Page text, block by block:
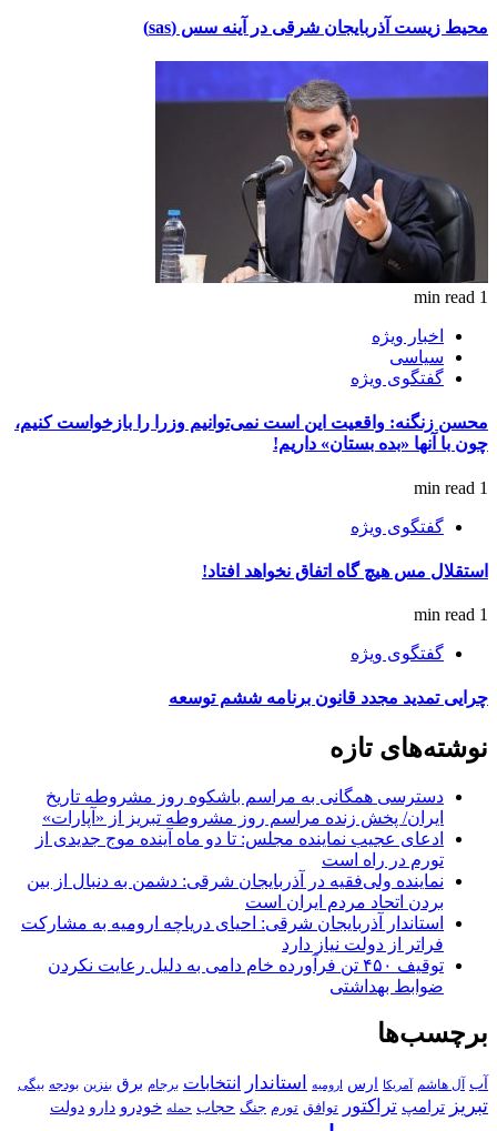
محیط زیست آذربایجان شرقی در آینه سس (sas)
1 min read
اخبار ویژه
سیاسی
گفتگوی ویژه
محسن زنگنه: واقعیت این است نمی‌توانیم وزرا را بازخواست کنیم،
چون با آنها «بده بستان» داریم!
1 min read
گفتگوی ویژه
استقلال مس هیچ گاه اتفاق نخواهد افتاد!
1 min read
گفتگوی ویژه
چرایی تمدید مجدد قانون برنامه ششم توسعه
نوشته‌های تازه
دسترسی همگانی به مراسم باشکوه روز مشروطه تاریخ
ایران/ پخش زنده مراسم روز مشروطه تبریز از «آپارات»
ادعای عجیب نماینده مجلس: تا دو ماه آینده موج جدیدی از
تورم در راه است
نماینده ولی‌فقیه در آذربایجان شرقی: دشمن به دنبال از بین
بردن اتحاد مردم ایران است
استاندار آذربایجان شرقی: احیای دریاچه ارومیه به مشارکت
فراتر از دولت نیاز دارد
توقیف ۴۵۰ تن فرآورده خام دامی به دلیل رعایت نکردن
ضوابط بهداشتی
برچسب‌ها
آب آل هاشم آمریکا ارس ارومیه استاندار انتخابات برجام برق بنزین بودجه بیگی
تبریز ترامپ تراکتور توافق تورم جنگ حجاب حمله خودرو دارو دولت